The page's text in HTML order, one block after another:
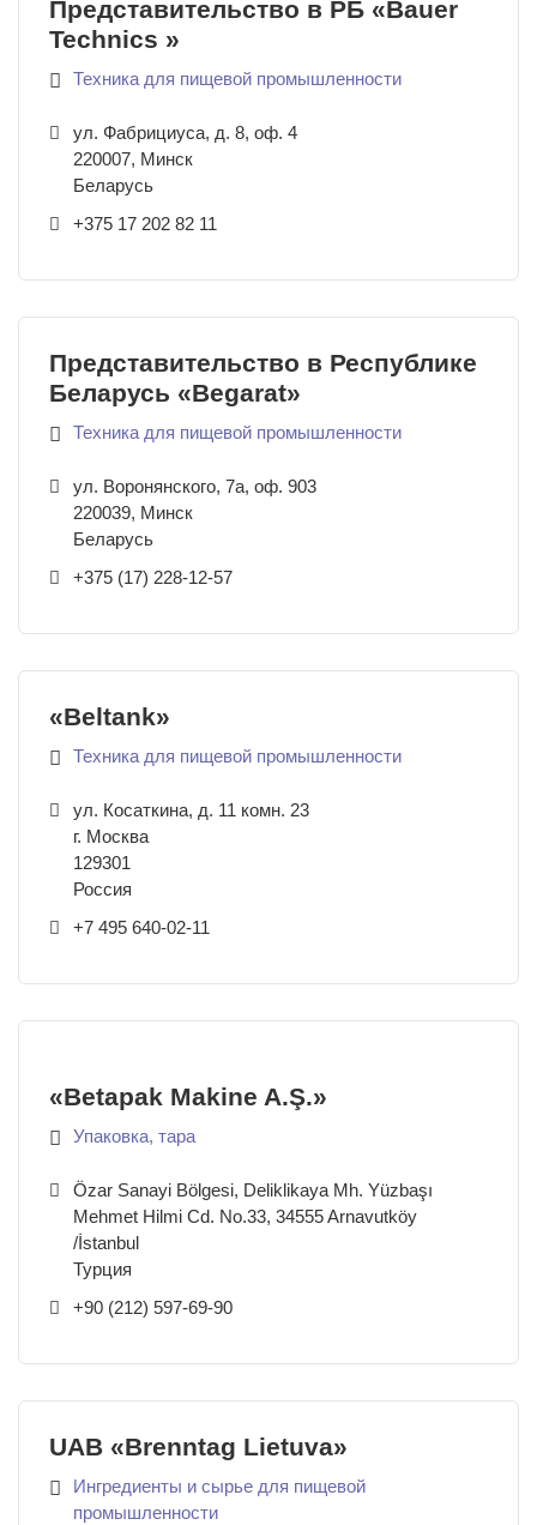
Представительство в РБ «Bauer
Technics »
Техника для пищевой промышленности
ул. Фабрициуса, д. 8, оф. 4
220007, Минск
Беларусь
+375 17 202 82 11
Представительство в Республике
Беларусь «Begarat»
Техника для пищевой промышленности
ул. Воронянского, 7а, оф. 903
220039, Минск
Беларусь
+375 (17) 228-12-57
«Beltank»
Техника для пищевой промышленности
ул. Косаткина, д. 11 комн. 23
г. Москва
129301
Россия
+7 495 640-02-11
«Betapak Makine A.Ş.»
Упаковка, тара
Özar Sanayi Bölgesi, Deliklikaya Mh. Yüzbaşı
Mehmet Hilmi Cd. No.33, 34555 Arnavutköy
/ İstanbul
Турция
+90 (212) 597-69-90
UAB «Brenntag Lietuva»
Ингредиенты и сырье для пищевой
промышленности